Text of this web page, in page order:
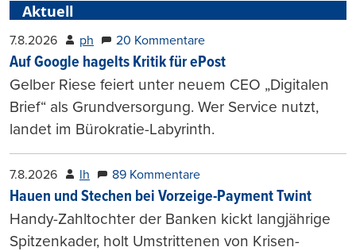
Aktuell
7.8.2026 ph 20 Kommentare
Auf Google hagelts Kritik für ePost
Gelber Riese feiert unter neuem CEO „Digitalen
Brief“ als Grundversorgung. Wer Service nutzt,
landet im Bürokratie-Labyrinth.
7.8.2026 lh 89 Kommentare
Hauen und Stechen bei Vorzeige-Payment Twint
Handy-Zahltochter der Banken kickt langjährige
Spitzenkader, holt Umstrittenen von Krisen-